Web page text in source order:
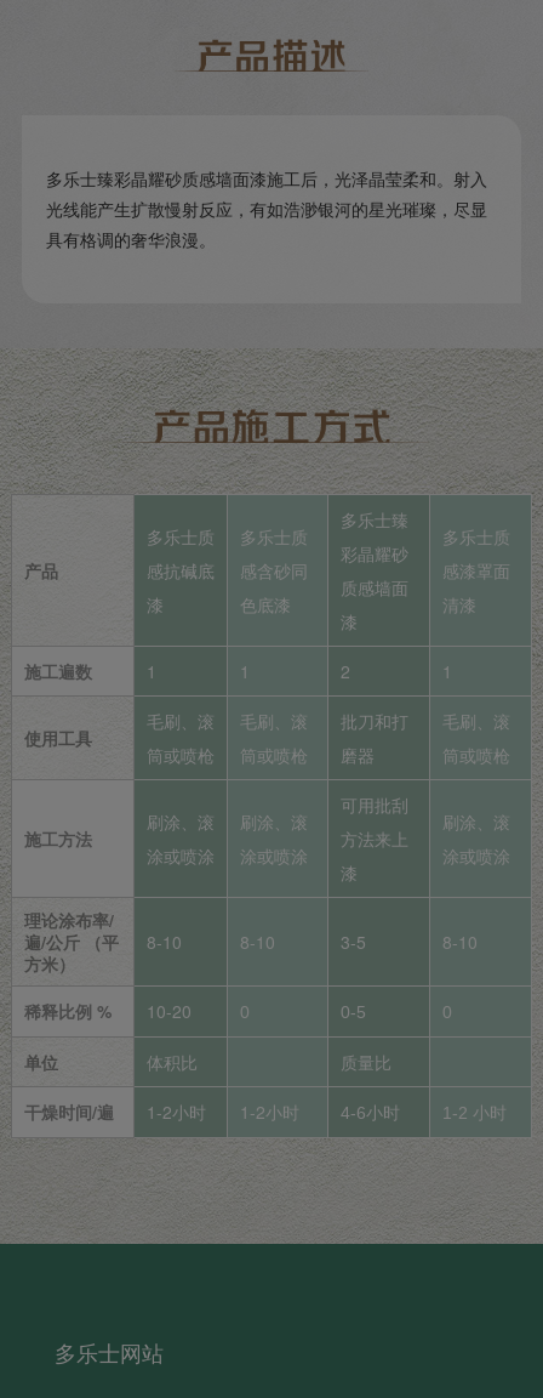
多乐士臻彩晶耀砂质感墙面漆施工后，光泽晶莹柔和。射入
光线能产生扩散慢射反应，有如浩渺银河的星光璀璨，尽显
具有格调的奢华浪漫。
产品
多乐士质
感抗碱底
漆
多乐士质
感含砂同
色底漆
多乐士臻
彩晶耀砂
质感墙面
漆
多乐士质
感漆罩面
清漆
施工遍数 1 1 2 1
使用工具
毛刷、滚
筒或喷枪
毛刷、滚
筒或喷枪
批刀和打
磨器
毛刷、滚
筒或喷枪
施工方法
刷涂、滚
涂或喷涂
刷涂、滚
涂或喷涂
可用批刮
方法来上
漆
刷涂、滚
涂或喷涂
理论涂布率/
遍/公斤 （平
方米）
8-10 8-10 3-5 8-10
稀释比例 % 10-20 0 0-5 0
单位 体积比 质量比
干燥时间/遍 1-2小时 1-2小时 4-6小时 1-2 小时
多乐士网站